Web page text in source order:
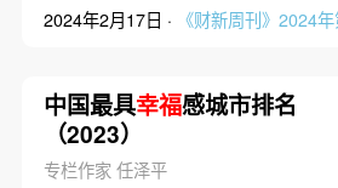
2024年2月17日 · 《财新周刊》2024
中国最具幸福感城市排名
（2023）
专栏作家 任泽平